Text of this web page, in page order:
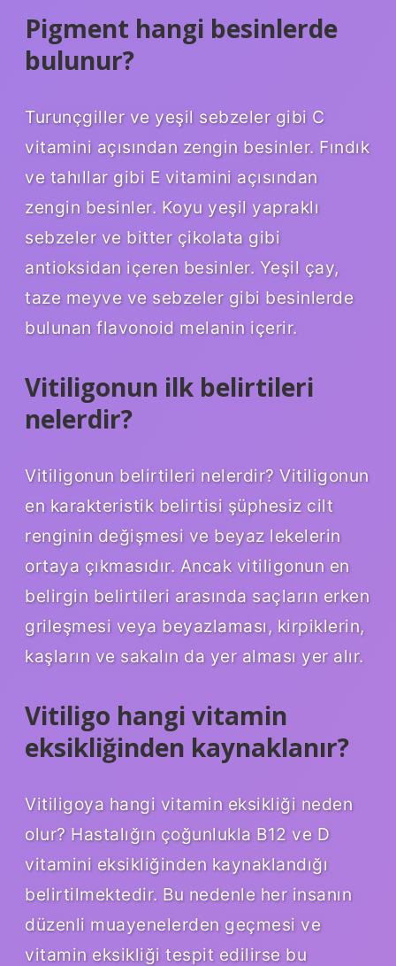
Pigment hangi besinlerde
bulunur?
Turunçgiller ve yeşil sebzeler gibi C
vitamini açısından zengin besinler. Fındık
ve tahıllar gibi E vitamini açısından
zengin besinler. Koyu yeşil yapraklı
sebzeler ve bitter çikolata gibi
antioksidan içeren besinler. Yeşil çay,
taze meyve ve sebzeler gibi besinlerde
bulunan flavonoid melanin içerir.
Vitiligonun ilk belirtileri
nelerdir?
Vitiligonun belirtileri nelerdir? Vitiligonun
en karakteristik belirtisi şüphesiz cilt
renginin değişmesi ve beyaz lekelerin
ortaya çıkmasıdır. Ancak vitiligonun en
belirgin belirtileri arasında saçların erken
grileşmesi veya beyazlaması, kirpiklerin,
kaşların ve sakalın da yer alması yer alır.
Vitiligo hangi vitamin
eksikliğinden kaynaklanır?
Vitiligoya hangi vitamin eksikliği neden
olur? Hastalığın çoğunlukla B12 ve D
vitamini eksikliğinden kaynaklandığı
belirtilmektedir. Bu nedenle her insanın
düzenli muayenelerden geçmesi ve
vitamin eksikliği tespit edilirse bu